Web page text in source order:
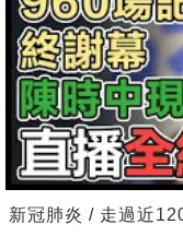
新冠肺炎 / 走過近